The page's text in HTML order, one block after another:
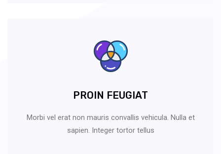
PROIN FEUGIAT
Morbi vel erat non mauris convallis vehicula. Nulla et
sapien. Integer tortor tellus